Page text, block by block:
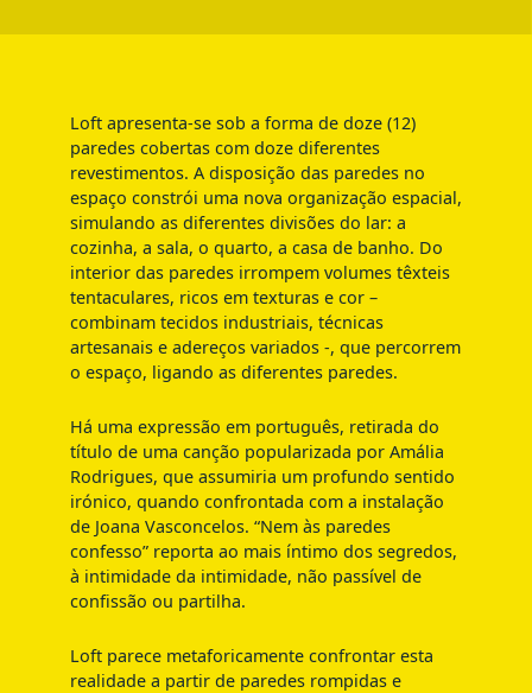
Loft apresenta-se sob a forma de doze (12)
paredes cobertas com doze diferentes
revestimentos. A disposição das paredes no
espaço constrói uma nova organização espacial,
simulando as diferentes divisões do lar: a
cozinha, a sala, o quarto, a casa de banho. Do
interior das paredes irrompem volumes têxteis
tentaculares, ricos em texturas e cor –
combinam tecidos industriais, técnicas
artesanais e adereços variados -, que percorrem
o espaço, ligando as diferentes paredes.
Há uma expressão em português, retirada do
título de uma canção popularizada por Amália
Rodrigues, que assumiria um profundo sentido
irónico, quando confrontada com a instalação
de Joana Vasconcelos. “Nem às paredes
confesso” reporta ao mais íntimo dos segredos,
à intimidade da intimidade, não passível de
confissão ou partilha.
Loft parece metaforicamente confrontar esta
realidade a partir de paredes rompidas e